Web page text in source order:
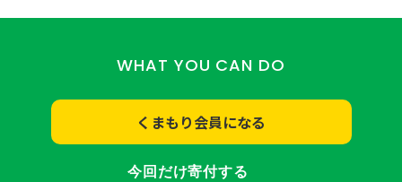
WHAT YOU CAN DO
くまもり会員になる
今回だけ寄付する